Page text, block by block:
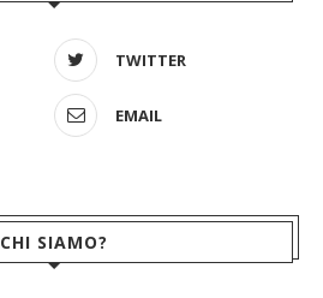
TWITTER
EMAIL
CHI SIAMO?